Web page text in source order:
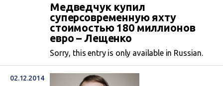
Медведчук купил
суперсовременную яхту
стоимостью 180 миллионов
евро – Лещенко
Sorry, this entry is only available in Russian.
02.12.2014